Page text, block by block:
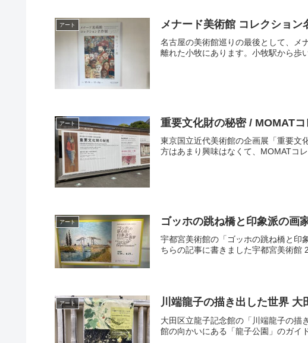
アート メナード美術館 コレクション
名古屋の美術館巡りの最後として、メ
離れた小牧にあります。小牧駅から歩
アート 重要文化財の秘密 / MOMAT
東京国立近代美術館の企画展「重要
方はあまり興味はなくて、MOMATコ
アート ゴッホの跳ね橋と印象派の画
宇都宮美術館の「ゴッホの跳ね橋と印
ちらの記事に書きました宇都宮美術館
アート 川端龍子の描き出した世界 大
大田区立龍子記念館の「川端龍子の描
館の向かいにある「龍子公園」のガイ